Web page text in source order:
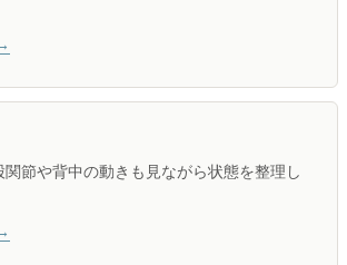
関節や背中の動きも見ながら状態を整理し